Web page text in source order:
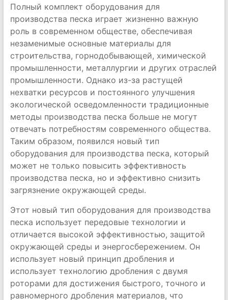
Полный комплект оборудования для
производства песка играет жизненно важную
роль в современном обществе, обеспечивая
незаменимые основные материалы для
строительства, горнодобывающей, химической
промышленности, металлургии и других отраслей
промышленности. Однако из-за растущей
нехватки ресурсов и постоянного улучшения
экологической осведомленности традиционные
методы производства песка больше не могут
отвечать потребностям современного общества.
Таким образом, появился новый тип
оборудования для производства песка, который
может не только повысить эффективность
производства песка, но и эффективно снизить
загрязнение окружающей среды.
Этот новый тип оборудования для производства
песка использует передовые технологии и
отличается высокой эффективностью, защитой
окружающей среды и энергосбережением. Он
использует новый принцип дробления и
использует технологию дробления с двумя
роторами для достижения быстрого, точного и
равномерного дробления материалов, что